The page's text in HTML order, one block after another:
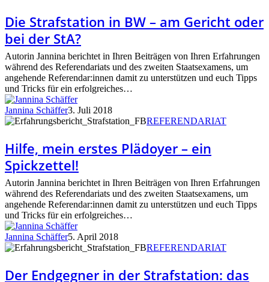
in
BW
–
am
Gericht
oder
bei
der
StA?
Die Strafstation in BW – am Gericht oder
bei der StA?
Autorin Jannina berichtet in Ihren Beiträgen von Ihren Erfahrungen
während des Referendariats und des zweiten Staatsexamens, um
angehende Referendar:innen damit zu unterstützen und euch Tipps
und Tricks für ein erfolgreiches…
Jannina Schäffer3. Juli 2018
Hilfe,
erstes
Plädoyer
–
ein
Spickzettel!
REFERENDARIAT
Hilfe, mein erstes Plädoyer – ein
Spickzettel!
Autorin Jannina berichtet in Ihren Beiträgen von Ihren Erfahrungen
während des Referendariats und des zweiten Staatsexamens, um
angehende Referendar:innen damit zu unterstützen und euch Tipps
und Tricks für ein erfolgreiches…
Jannina Schäffer5. April 2018
Der
in
der
REFERENDARIAT
Der Endgegner in der Strafstation: das